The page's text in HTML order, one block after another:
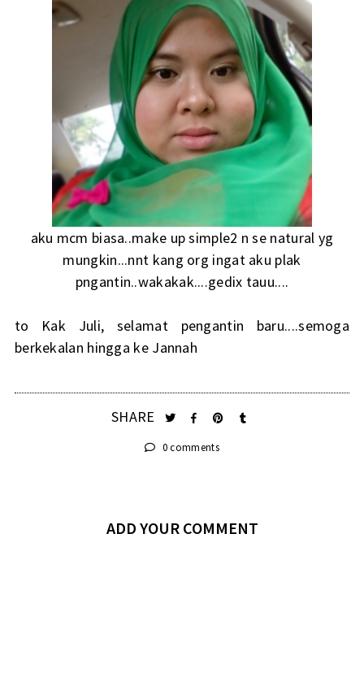
aku mcm biasa..make up simple2 n se natural yg
mungkin...nnt kang org ingat aku plak
pngantin..wakakak....gedix tauu....
to Kak Juli, selamat pengantin baru....semoga
berkekalan hingga ke Jannah
SHARE
0 comments
ADD YOUR COMMENT